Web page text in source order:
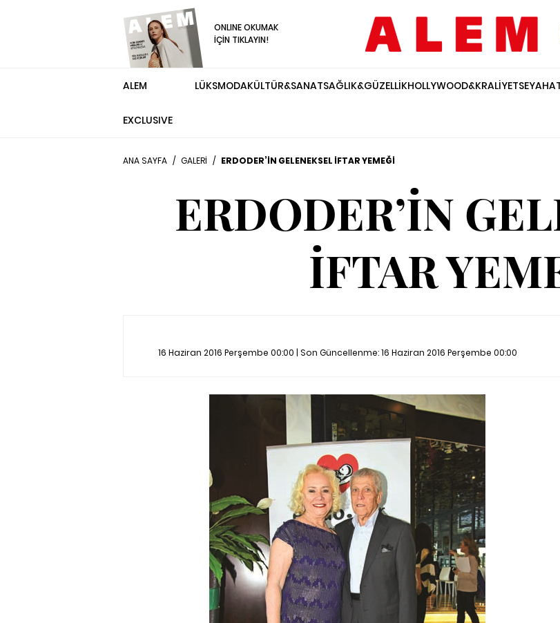
ONLINE OKUMAK
İÇİN TIKLAYIN!
ALEM
EXCLUSIVE
LÜKSMODAKÜLTÜR&SANATSAĞLIK&GÜZELLİKHOLLYWOOD&KRALİYET
ANA SAYFA / GALERİ / ERDODER’İN GELENEKSEL İFTAR YEMEĞİ
ERDODER’İN
İFTAR
16 Haziran 2016 Perşembe 00:00 | Son Güncellenme:16 Haziran 2016 Perşembe 00:00